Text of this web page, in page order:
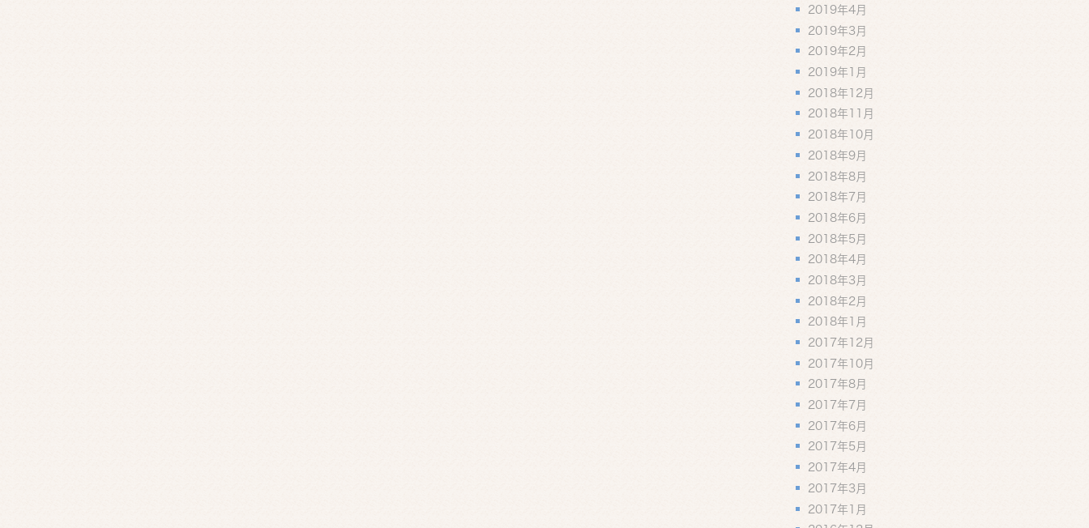
2019年4月
2019年3月
2019年2月
2019年1月
2018年12月
2018年11月
2018年10月
2018年9月
2018年8月
2018年7月
2018年6月
2018年5月
2018年4月
2018年3月
2018年2月
2018年1月
2017年12月
2017年10月
2017年8月
2017年7月
2017年6月
2017年5月
2017年4月
2017年3月
2017年1月